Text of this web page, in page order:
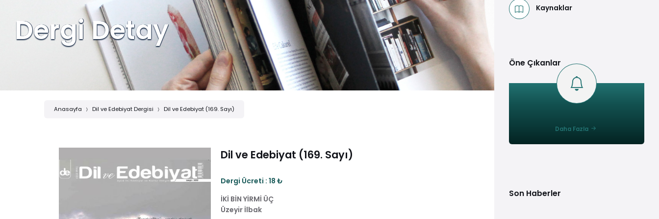
Dergi Detay
Anasayfa Dil ve Edebiyat Dergisi Dil ve Edebiyat (169. Sayı)
Dil ve Edebiyat (169. Sayı)
Dergi Ücreti : 18 ₺
İKİ BİN YİRMİ ÜÇ
Üzeyir İlbak
Kaynaklar
Öne Çıkanlar
Daha Fazla
Son Haberler